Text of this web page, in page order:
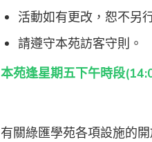
活動如有更改，恕不另
請遵守本苑訪客守則。
本苑逢星期五下午時段
有關綠匯學苑各項設施的